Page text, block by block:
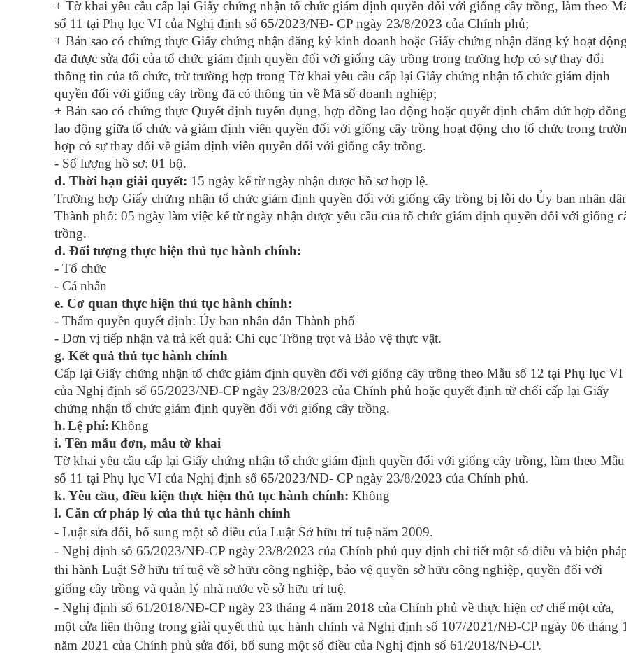
+ Tờ khai yêu cầu cấp lại Giấy chứng nhận tổ chức giám định quyền đối với giống cây trồng, làm theo
số 11 tại Phụ lục VI của Nghị định số 65/2023/NĐ- CP ngày 23/8/2023 của Chính phủ;
+ Bản sao có chứng thực Giấy chứng nhận đăng ký kinh doanh hoặc Giấy chứng nhận đăng ký hoạt động
đã được sửa đổi của tổ chức giám định quyền đối với giống cây trồng trong trường hợp có sự thay đổi
thông tin của tổ chức, trừ trường hợp trong Tờ khai yêu cầu cấp lại Giấy chứng nhận tổ chức giám định
quyền đối với giống cây trồng đã có thông tin về Mã số doanh nghiệp;
+ Bản sao có chứng thực Quyết định tuyển dụng, hợp đồng lao động hoặc quyết định chấm dứt hợp đồng
lao động giữa tổ chức và giám định viên quyền đối với giống cây trồng hoạt động cho tổ chức trong
hợp có sự thay đổi về giám định viên quyền đối với giống cây trồng.
- Số lượng hồ sơ: 01 bộ.
d. Thời hạn giải quyết: 15 ngày kể từ ngày nhận được hồ sơ hợp lệ.
Trường hợp Giấy chứng nhận tổ chức giám định quyền đối với giống cây trồng bị lỗi do Ủy ban nhân
Thành phố: 05 ngày làm việc kể từ ngày nhận được yêu cầu của tổ chức giám định quyền đối với giống
trồng.
đ. Đối tượng thực hiện thủ tục hành chính:
- Tổ chức
- Cá nhân
e. Cơ quan thực hiện thủ tục hành chính:
- Thẩm quyền quyết định: Ủy ban nhân dân Thành phố
- Đơn vị tiếp nhận và trả kết quả: Chi cục Trồng trọt và Bảo vệ thực vật.
g. Kết quả thủ tục hành chính
Cấp lại Giấy chứng nhận tổ chức giám định quyền đối với giống cây trồng theo Mẫu số 12 tại Phụ lục VI
của Nghị định số 65/2023/NĐ-CP ngày 23/8/2023 của Chính phủ hoặc quyết định từ chối cấp lại Giấy
chứng nhận tổ chức giám định quyền đối với giống cây trồng.
h.Lệ phí:Không
i. Tên mẫu đơn, mẫu tờ khai
Tờ khai yêu cầu cấp lại Giấy chứng nhận tổ chức giám định quyền đối với giống cây trồng, làm theo Mẫu
số 11 tại Phụ lục VI của Nghị định số 65/2023/NĐ- CP ngày 23/8/2023 của Chính phủ.
k. Yêu cầu, điều kiện thực hiện thủ tục hành chính: Không
l. Căn cứ pháp lý của thủ tục hành chính
- Luật sửa đổi, bổ sung một số điều của Luật Sở hữu trí tuệ năm 2009.
- Nghị định số 65/2023/NĐ-CP ngày 23/8/2023 của Chính phủ quy định chi tiết một số điều và biện
thi hành Luật Sở hữu trí tuệ về sở hữu công nghiệp, bảo vệ quyền sở hữu công nghiệp, quyền đối với
giống cây trồng và quản lý nhà nước về sở hữu trí tuệ.
- Nghị định số 61/2018/NĐ-CP ngày 23 tháng 4 năm 2018 của Chính phủ về thực hiện cơ chế một cửa,
một cửa liên thông trong giải quyết thủ tục hành chính và Nghị định số 107/2021/NĐ-CP ngày 06 tháng
năm 2021 của Chính phủ sửa đổi, bổ sung một số điều của Nghị định số 61/2018/NĐ-CP.